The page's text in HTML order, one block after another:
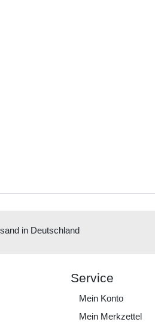
in Deutschland
Service
Mein Konto
Mein Merkzettel